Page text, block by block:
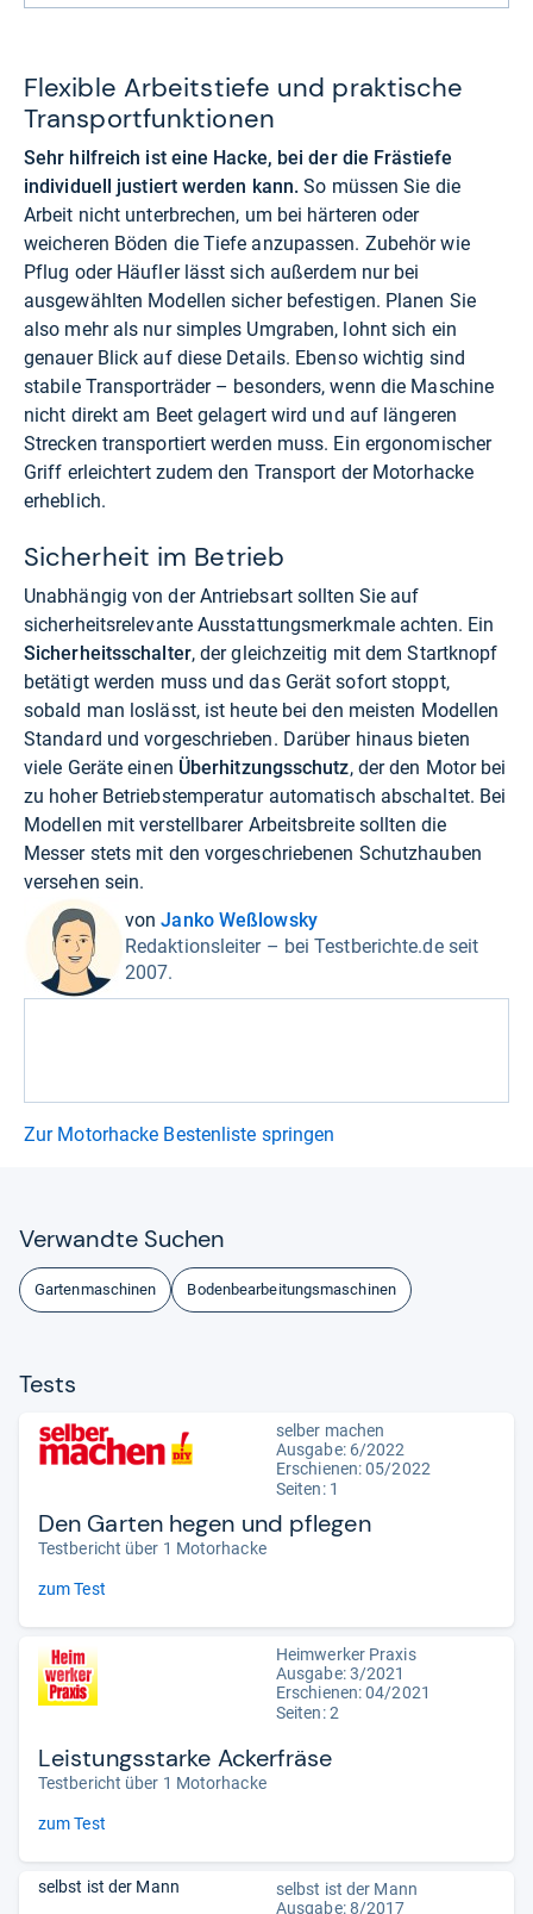
Flexible Arbeitstiefe und praktische
Transportfunktionen
Sehr hilfreich ist eine Hacke, bei der die Frästiefe
individuell justiert werden kann. So müssen Sie die
Arbeit nicht unterbrechen, um bei härteren oder
weicheren Böden die Tiefe anzupassen. Zubehör wie
Pflug oder Häufler lässt sich außerdem nur bei
ausgewählten Modellen sicher befestigen. Planen Sie
also mehr als nur simples Umgraben, lohnt sich ein
genauer Blick auf diese Details. Ebenso wichtig sind
stabile Transporträder – besonders, wenn die Maschine
nicht direkt am Beet gelagert wird und auf längeren
Strecken transportiert werden muss. Ein ergonomischer
Griff erleichtert zudem den Transport der Motorhacke
erheblich.
Sicherheit im Betrieb
Unabhängig von der Antriebsart sollten Sie auf
sicherheitsrelevante Ausstattungsmerkmale achten. Ein
Sicherheitsschalter, der gleichzeitig mit dem Startknopf
betätigt werden muss und das Gerät sofort stoppt,
sobald man loslässt, ist heute bei den meisten Modellen
Standard und vorgeschrieben. Darüber hinaus bieten
viele Geräte einen Überhitzungsschutz, der den Motor bei
zu hoher Betriebstemperatur automatisch abschaltet. Bei
Modellen mit verstellbarer Arbeitsbreite sollten die
Messer stets mit den vorgeschriebenen Schutzhauben
versehen sein.
vonJanko Weßlowsky
Redaktionsleiter – bei Testberichte.de seit
2007.
Zur Motorhacke Bestenliste springen
Ver­wandte Suchen
Gartenmaschinen Bodenbearbeitungsmaschinen
Tests
selber machen
Ausgabe: 6/2022
Erschienen: 05/2022
Seiten: 1
Den Garten hegen und pflegen
Testbericht über 1 Motorhacke
zum Test
Heimwerker Praxis
Ausgabe: 3/2021
Erschienen: 04/2021
Seiten: 2
Leistungsstarke Ackerfräse
Testbericht über 1 Motorhacke
zum Test
selbst ist der Mann
selbst ist der Mann
Ausgabe: 8/2017